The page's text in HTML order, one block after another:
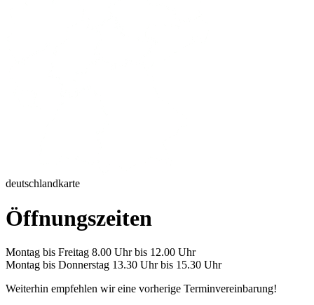
deutschlandkarte
Öffnungszeiten
Montag bis Freitag 8.00 Uhr bis 12.00 Uhr
Montag bis Donnerstag 13.30 Uhr bis 15.30 Uhr
Weiterhin empfehlen wir eine vorherige Terminvereinbarung!